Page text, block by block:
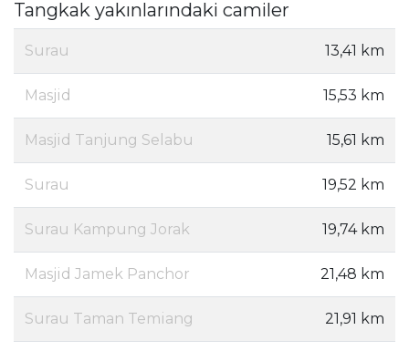
Tangkak yakınlarındaki camiler
Surau 13,41 km
Masjid 15,53 km
Masjid Tanjung Selabu 15,61 km
Surau 19,52 km
Surau Kampung Jorak 19,74 km
Masjid Jamek Panchor 21,48 km
Surau Taman Temiang 21,91 km